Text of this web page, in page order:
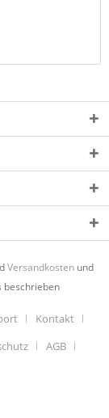
Versandkostenund
beschrieben
Kontakt
AGB